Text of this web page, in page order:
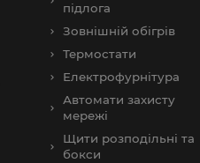
підлога
Зовнішнiй обігрів
Термостати
Електрофурнітура
Автомати захисту
мережі
Щити розподільні та
бокси